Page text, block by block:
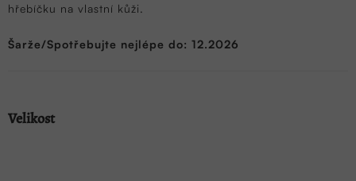
hřebíčku na vlastní kůži.
Šarže/Spotřebujte nejlépe do: 12.2026
Velikost